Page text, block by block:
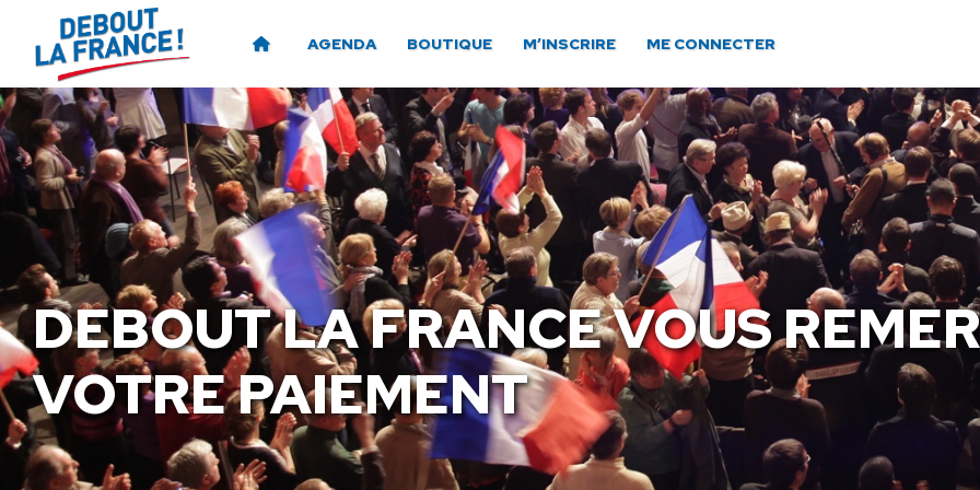
AGENDA BOUTIQUE M’INSCRIRE ME CONNECTER
DEBOUT LA FRANCE VOUS
VOTRE PAIEMENT